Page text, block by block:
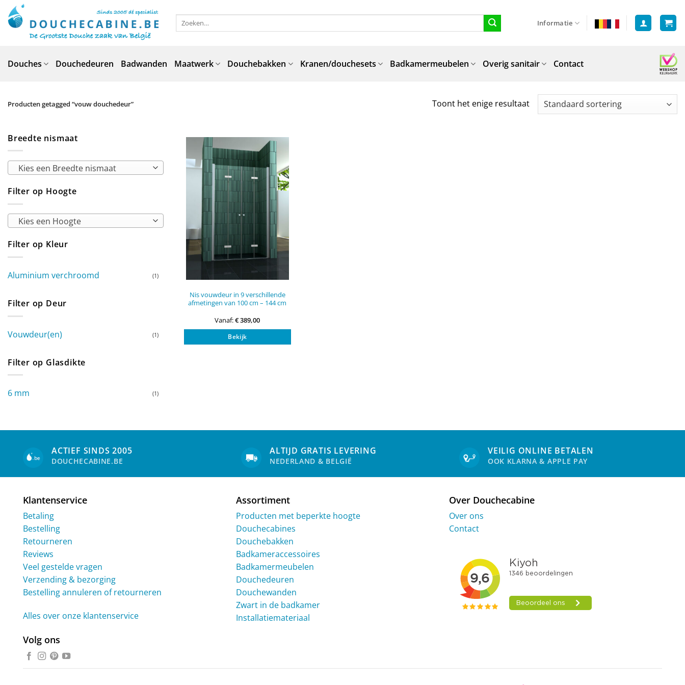
naar
inhoud
Zoeken
Informatie
Douches Douchedeuren Badwanden Maatwerk Douchebakken Kranen/douchesets Badkamermeubelen Overig sanitair Contact
Producten getagged “vouw douchedeur” Toont het enige resultaat
Breedte nismaat
Kies een Breedte nismaat
Filter op Hoogte
Kies een Hoogte
Filter op Kleur
Aluminium verchroomd (1)
Filter op Deur
Vouwdeur(en) (1)
Filter op Glasdikte
6 mm (1)
Nis vouwdeur in 9 verschillende
afmetingen van 100 cm – 144 cm
Vanaf:€389,00
Bekijk
Dit
op
productpagina
ACTIEF SINDS 2005
DOUCHECABINE.BE
ALTIJD GRATIS LEVERING
NEDERLAND & BELGIË
VEILIG ONLINE BETALEN
OOK KLARNA & APPLE PAY
Klantenservice
Betaling
Bestelling
Retourneren
Reviews
Veel gestelde vragen
Verzending & bezorging
Bestelling annuleren of retourneren
Alles over onze klantenservice
Volg ons
Assortiment
Producten met beperkte hoogte
Douchecabines
Douchebakken
Badkameraccessoires
Badkamermeubelen
Douchedeuren
Douchewanden
Zwart in de badkamer
Installatiemateriaal
Over Douchecabine
Over ons
Contact